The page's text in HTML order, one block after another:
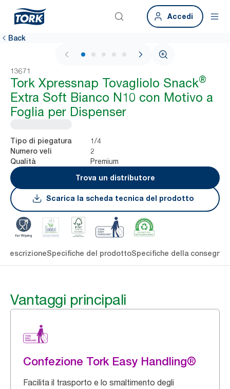
Accedi
Back
1 / 6
13671
Tork Xpressnap Tovagliolo Snack®
Extra Soft Bianco N10 con Motivo a
Foglia per Dispenser
Tipo di piegatura 1/4
Numero veli 2
Qualità
Premium
Trova un distributore
Scarica la scheda tecnica del prodotto
DescrizioneSpecifiche del prodottoSpecifiche della consegna
Vantaggi principali
Confezione Tork Easy Handling®
Facilita il trasporto e lo smaltimento degli